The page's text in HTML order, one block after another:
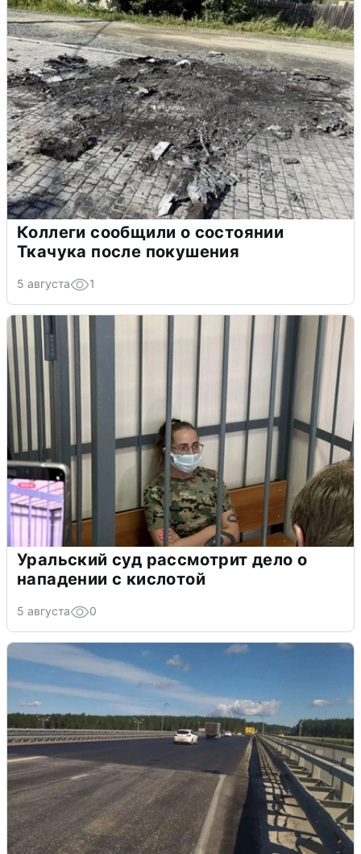
Коллеги сообщили о состоянии
Ткачука после покушения
5 августа 1
Уральский суд рассмотрит дело о
нападении с кислотой
5 августа 0